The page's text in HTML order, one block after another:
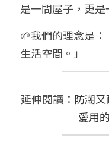
是一間屋子，更是
🌱我們的理念是
生活空間。」
延伸閱讀： 防潮
愛用